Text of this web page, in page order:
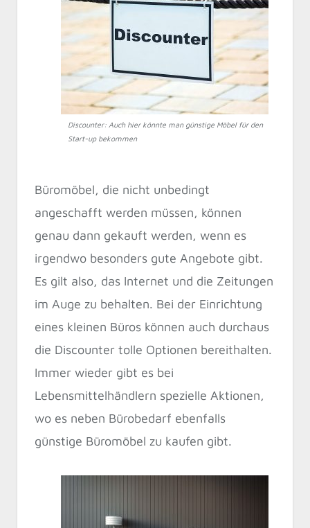
Discounter: Auch hier könnte man günstige Möbel für den
Start-up bekommen
Büromöbel, die nicht unbedingt
angeschafft werden müssen, können
genau dann gekauft werden, wenn es
irgendwo besonders gute Angebote gibt.
Es gilt also, das Internet und die Zeitungen
im Auge zu behalten. Bei der Einrichtung
eines kleinen Büros können auch durchaus
die Discounter tolle Optionen bereithalten.
Immer wieder gibt es bei
Lebensmittelhändlern spezielle Aktionen,
wo es neben Bürobedarf ebenfalls
günstige Büromöbel zu kaufen gibt.